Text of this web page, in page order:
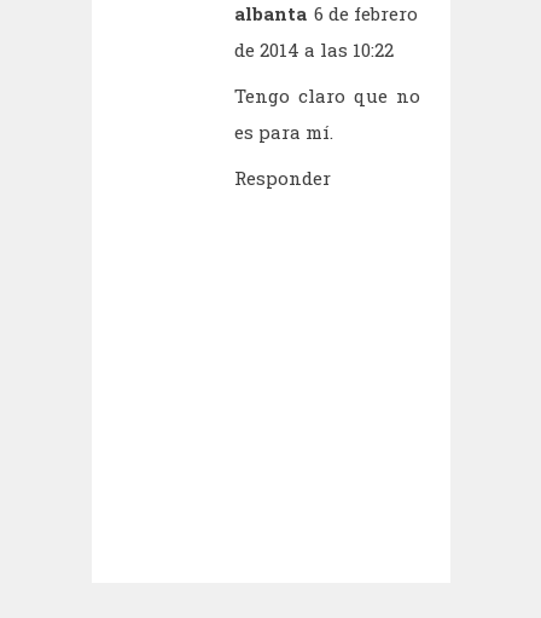
albanta 6 de febrero
de 2014 a las 10:22
Tengo claro que no
es para mí.
Responder